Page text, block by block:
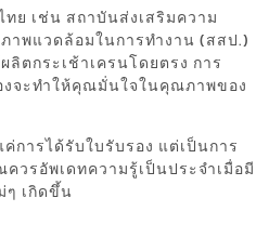
ย เช่น สถาบันส่งเสริมความ
าพแวดล้อมในการทำงาน (สสป.)
ตกระเช้าเครนโดยตรง การ
งจะทำให้คุณมั่นใจในคุณภาพของ
การได้รับใบรับรอง แต่เป็นการ
วรอัพเดทความรู้เป็นประจำเมื่อมี
ๆ เกิดขึ้น